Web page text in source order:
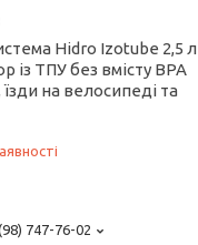
Hidro Izotube 2,5 л
із ТПУ без вмісту BPA
їзди на велосипеді та
747-76-02